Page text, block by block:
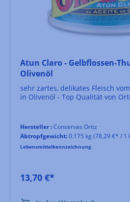
Atun Claro - Gelbflossen-
Olivenöl
sehr zartes, delikates Fleisch
in Olivenöl - Top Qualität von
Hersteller :Conservas Ortiz
Abtropfgewicht:0.175 kg (78,29 €* / 1
Lebensmittelkennzeichnung
13,70 €*